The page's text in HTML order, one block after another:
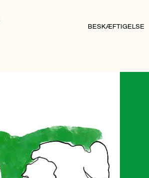
BESKÆFTIGELSE